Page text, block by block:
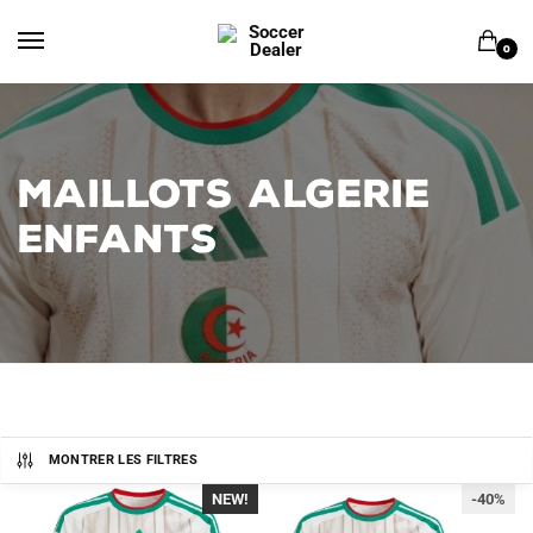
0
MAILLOTS ALGERIE
ENFANTS
MONTRER LES FILTRES
-40%
NEW! -40%